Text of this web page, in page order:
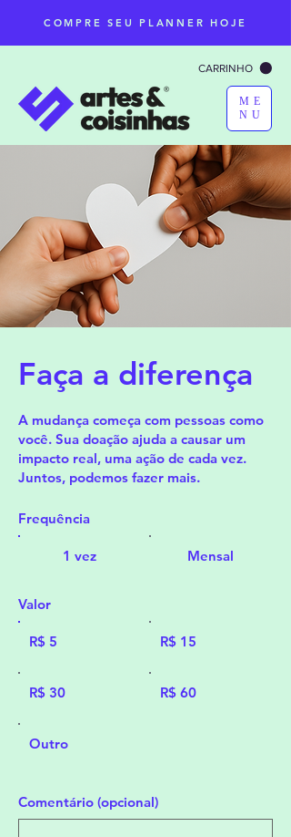
CARRINHO
COMPRE SEU PLANNER HOJE
ME
NU
Faça a diferença
A mudança começa com pessoas como
você. Sua doação ajuda a causar um
impacto real, uma ação de cada vez.
Juntos, podemos fazer mais.
Frequência
1 vez Mensal
Valor
R$ 5 R$ 15
R$ 30 R$ 60
Outro
Comentário (opcional)